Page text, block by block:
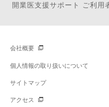
開業医支援サポート ご利用
会社概要
個人情報の取り扱いについて
サイトマップ
アクセス